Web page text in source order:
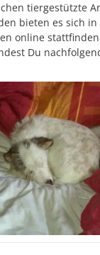
tiergestützte
bieten es sich in
online
Du